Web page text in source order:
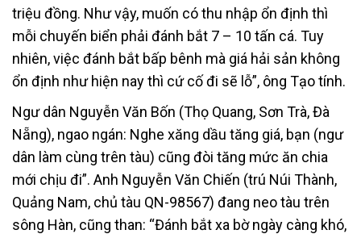
triệu đồng. Như vậy, muốn có thu nhập ổn định thì
mỗi chuyến biển phải đánh bắt 7 – 10 tấn cá. Tuy
nhiên, việc đánh bắt bấp bênh mà giá hải sản không
ổn định như hiện nay thì cứ cố đi sẽ lỗ”, ông Tạo tính.
Ngư dân Nguyễn Văn Bốn (Thọ Quang, Sơn Trà, Đà
Nẵng), ngao ngán: Nghe xăng dầu tăng giá, bạn (ngư
dân làm cùng trên tàu) cũng đòi tăng mức ăn chia
mới chịu đi”. Anh Nguyễn Văn Chiến (trú Núi Thành,
Quảng Nam, chủ tàu QN-98567) đang neo tàu trên
sông Hàn, cũng than: “Đánh bắt xa bờ ngày càng khó,